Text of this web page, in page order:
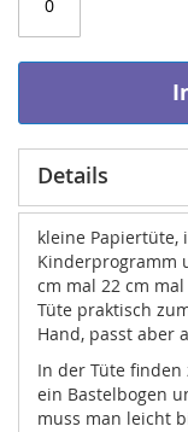
Details
kleine Papiertüte,
Kinderprogramm
cm mal 22 cm
Tüte praktisch
Hand, passt aber
In der Tüte finden
ein Bastelbogen
muss man leicht